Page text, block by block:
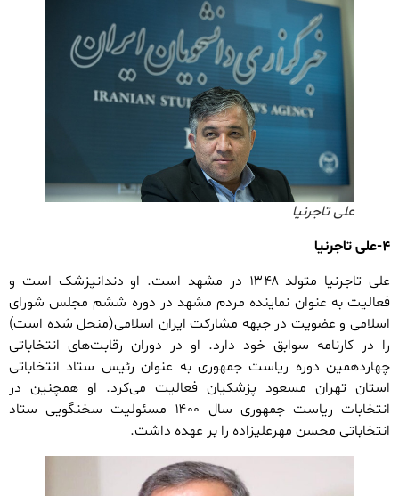
علی تاجرنیا
۴-علی تاجرنیا
علی تاجرنیا متولد ۱۳۴۸ در مشهد است. او دندانپزشک است و
فعالیت به عنوان نماینده مردم مشهد در دوره ششم مجلس شورای
اسلامی و عضویت در جبهه مشارکت ایران اسلامی(منحل شده است)
را در کارنامه سوابق خود دارد. او در دوران رقابت‌های انتخاباتی
چهاردهمین دوره ریاست جمهوری به عنوان رئیس ستاد انتخاباتی
استان تهران مسعود پزشکیان فعالیت می‌کرد. او همچنین در
انتخابات ریاست جمهوری سال ۱۴۰۰ مسئولیت سخنگویی ستاد
انتخاباتی محسن مهرعلیزاده را بر عهده داشت.